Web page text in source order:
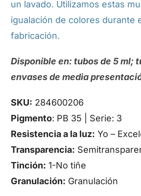
un lavado. Utilizamos estas
igualación de colores durante
fabricación.
Disponible en: tubos de 5 ml;
envases de media
SKU: 284600206
Pigmento: PB 35 | Serie: 3
Resistencia a la luz: Yo –
Transparencia:
Tinción: 1-No tiñe
Granulación: Granulación